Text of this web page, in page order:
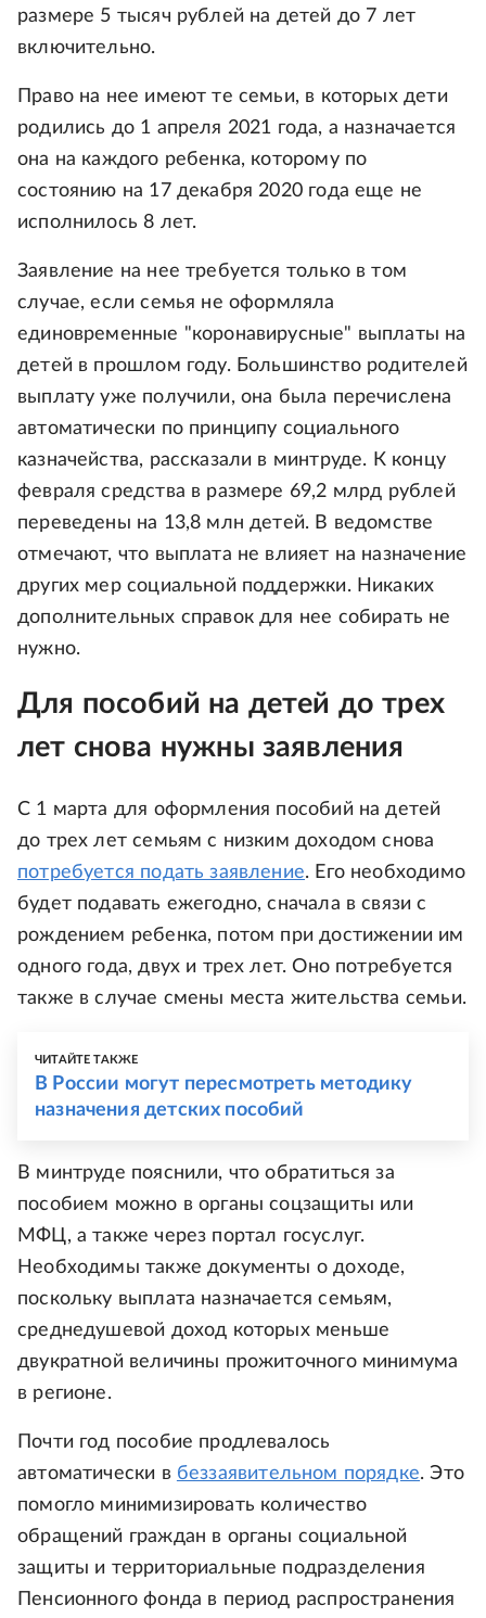
размере 5 тысяч рублей на детей до 7 лет
включительно.
Право на нее имеют те семьи, в которых дети
родились до 1 апреля 2021 года, а назначается
она на каждого ребенка, которому по
состоянию на 17 декабря 2020 года еще не
исполнилось 8 лет.
Заявление на нее требуется только в том
случае, если семья не оформляла
единовременные "коронавирусные" выплаты на
детей в прошлом году. Большинство родителей
выплату уже получили, она была перечислена
автоматически по принципу социального
казначейства, рассказали в минтруде. К концу
февраля средства в размере 69,2 млрд рублей
переведены на 13,8 млн детей. В ведомстве
отмечают, что выплата не влияет на назначение
других мер социальной поддержки. Никаких
дополнительных справок для нее собирать не
нужно.
Для пособий на детей до трех
лет снова нужны заявления
С 1 марта для оформления пособий на детей
до трех лет семьям с низким доходом снова
потребуется подать заявление. Его необходимо
будет подавать ежегодно, сначала в связи с
рождением ребенка, потом при достижении им
одного года, двух и трех лет. Оно потребуется
также в случае смены места жительства семьи.
ЧИТАЙТЕ ТАКЖЕ
В России могут пересмотреть методику
назначения детских пособий
В минтруде пояснили, что обратиться за
пособием можно в органы соцзащиты или
МФЦ, а также через портал госуслуг.
Необходимы также документы о доходе,
поскольку выплата назначается семьям,
среднедушевой доход которых меньше
двукратной величины прожиточного минимума
в регионе.
Почти год пособие продлевалось
автоматически в беззаявительном порядке. Это
помогло минимизировать количество
обращений граждан в органы социальной
защиты и территориальные подразделения
Пенсионного фонда в период распространения